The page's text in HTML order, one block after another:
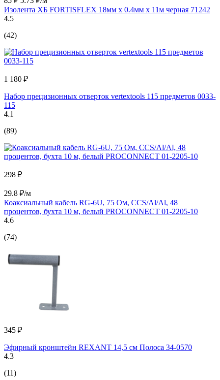
Изолента ХБ FORTISFLEX 18мм х 0.4мм х 11м черная 71242
4.5
(42)
1 180 ₽
Набор прецизионных отверток vertextools 115 предметов 0033-
115
4.1
(89)
298 ₽
29.8 ₽/м
Коаксиальный кабель RG-6U, 75 Ом, CCS/Al/Al, 48
процентов, бухта 10 м, белый PROCONNECT 01-2205-10
4.6
(74)
345 ₽
Эфирный кронштейн REXANT 14,5 см Полоса 34-0570
4.3
(11)